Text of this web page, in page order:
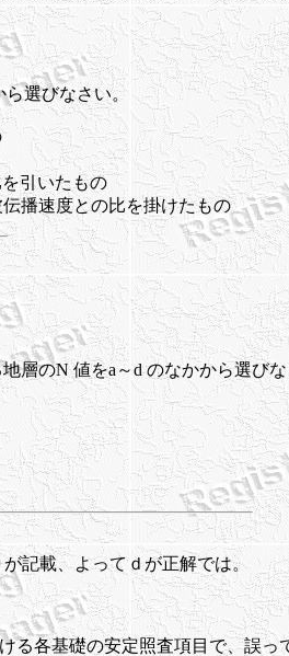
ら選びなさい。
引いたもの
播速度との比を掛けたもの
層のN 値をa～d のなかから選び
記載、よってｄが正解では。
る各基礎の安定照査項目で、誤っ